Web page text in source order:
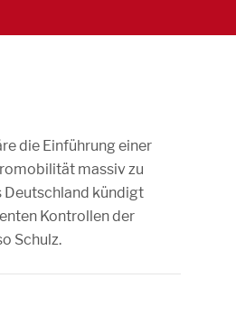
die Einführung einer
massiv zu
Deutschland kündigt
Kontrollen der
Schulz.